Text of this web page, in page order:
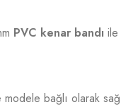
PVC kenar bandı ile
bağlı olarak sağ